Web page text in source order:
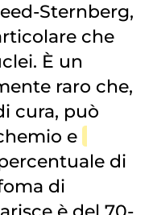
Sternberg,
che
È un
raro che,
cura, può
e
di
di